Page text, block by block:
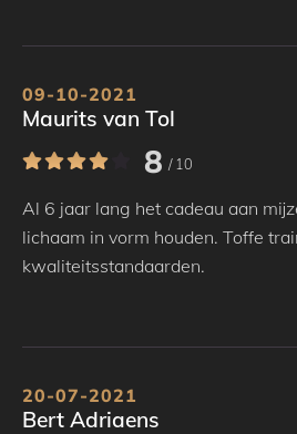
09-10-2021
Maurits van Tol
8 / 10
Al 6 jaar lang het cadeau aan
lichaam in vorm houden. Toffe
kwaliteitsstandaarden.
20-07-2021
Bert Adriaens